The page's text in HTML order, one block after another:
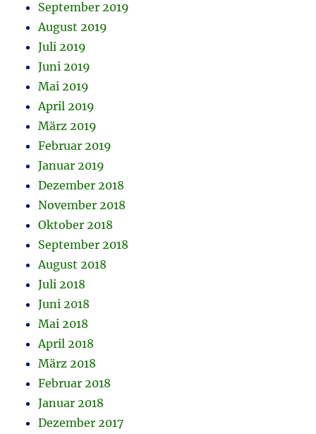
September 2019
August 2019
Juli 2019
Juni 2019
Mai 2019
April 2019
März 2019
Februar 2019
Januar 2019
Dezember 2018
November 2018
Oktober 2018
September 2018
August 2018
Juli 2018
Juni 2018
Mai 2018
April 2018
März 2018
Februar 2018
Januar 2018
Dezember 2017